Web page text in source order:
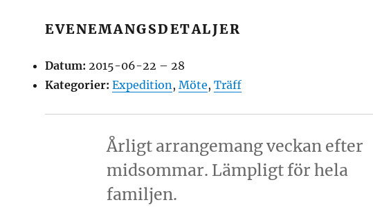
EVENEMANGSDETALJER
Datum: 2015-06-22 –28
Kategorier: Expedition,Möte,Träff
Årligt arrangemang veckan efter
midsommar. Lämpligt för hela
familjen.